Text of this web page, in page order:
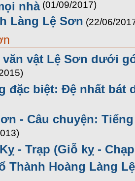
nhà (01/09/2017)
Làng Lệ Sơn (22/06/
vật Lệ Sơn dưới
đặc biệt: Đệ nhất bát
- Câu chuyện:
- Trạp (Giỗ kỵ -
Thành Hoàng Làng